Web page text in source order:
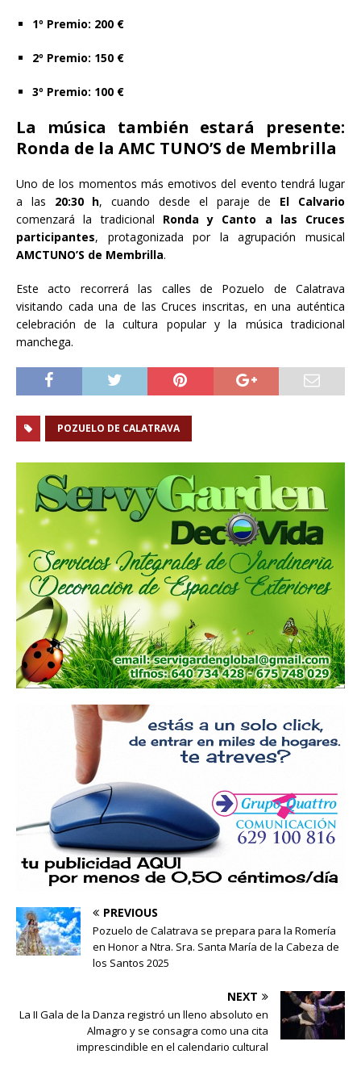
1º Premio: 200 €
2º Premio: 150 €
3º Premio: 100 €
La música también estará presente:
Ronda de la AMC TUNO’S de Membrilla
Uno de los momentos más emotivos del evento tendrá lugar
a las 20:30 h, cuando desde el paraje de El Calvario
comenzará la tradicional Ronda y Canto a las Cruces
participantes, protagonizada por la agrupación musical
AMCTUNO’S de Membrilla.
Este acto recorrerá las calles de Pozuelo de Calatrava
visitando cada una de las Cruces inscritas, en una auténtica
celebración de la cultura popular y la música tradicional
manchega.
POZUELO DE CALATRAVA
PREVIOUS
Pozuelo de Calatrava se prepara para la Romería
en Honor a Ntra. Sra. Santa María de la Cabeza de
los Santos 2025
NEXT
La II Gala de la Danza registró un lleno absoluto en
Almagro y se consagra como una cita
imprescindible en el calendario cultural